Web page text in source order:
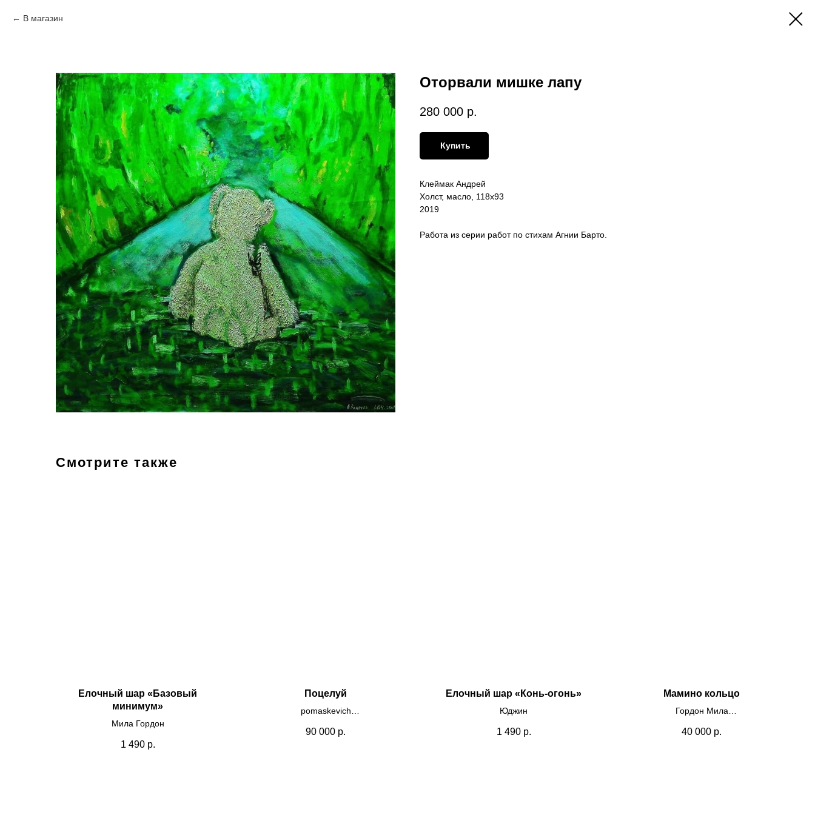
В магазин
Оторвали мишке лапу
280 000 р.
Купить
Клеймак Андрей
Холст, масло, 118х93
2019
Работа из серии работ по стихам Агнии Барто.
Смотрите также
Елочный шар «Базовый
минимум»
Мила Гордон
1 490 р.
Поцелуй
pomaskevich
карандаш
90 000 р.
Елочный шар «Конь-огонь»
Юджин
1 490 р.
Мамино кольцо
Гордон Мила
2026
40 000 р.